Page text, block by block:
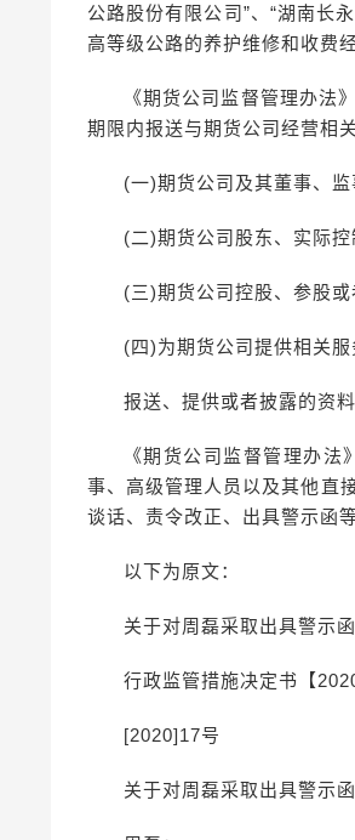
公路股份有限公司”、“湖南长
高等级公路的养护维修和收费
《期货公司监督管理办法
期限内报送与期货公司经营相
(一)期货公司及其董事、
(二)期货公司股东、实际
(三)期货公司控股、参股
(四)为期货公司提供相关
报送、提供或者披露的资
《期货公司监督管理办
事、高级管理人员以及其他直
谈话、责令改正、出具警示函
以下为原文：
关于对周磊采取出具警示
行政监管措施决定书【
[2020]17号
关于对周磊采取出具警示